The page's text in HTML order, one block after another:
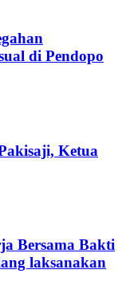
di Pendopo
Ketua
Bersama Bakti
laksanakan